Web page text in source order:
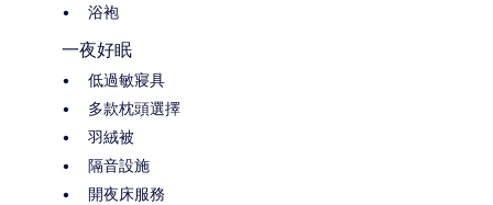
浴袍
一夜好眠
低過敏寢具
多款枕頭選擇
羽絨被
隔音設施
開夜床服務